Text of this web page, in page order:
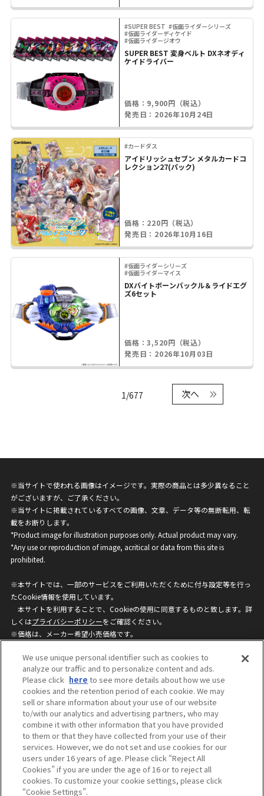
#SUPER BEST #仮面ライダーシリーズ
#仮面ライダーディケイド
#仮面ライダージオウ
SUPER BEST 変身ベルト DXネオディ
ケイドライバー
価格：9,900円（税込）
発売日：2026年10月24日
#カードダス
アイドリッシュセブン メタルカードコ
レクション27(パック)
価格：220円（税込）
発売日：2026年10月16日
#仮面ライダーシリーズ
#仮面ライダーマイス
DXバイトボーンバックル＆ライドエグ
ズ6セット
価格：3,520円（税込）
発売日：2026年10月03日
1/677 次へ
※当サイトで使われる画像はイメージです。実際の商品とは多少異なること
がございますが、ご了承ください。
※当サイトに掲載されているすべての画像、文章、データ等の無断転用、転
載をお断りします。
*Product image for illustration purposes only. Actual product may vary.
*Any use or reproduction of image, acritical or data from this site is
prohibited.
※本サイトでは、一部のサービスをご利用いただくために付与設定等を行っ
たCookie情報を使用しています。
本サイトを利用することで、Cookieの使用に同意するものと致します。詳
しくはプライバシーポリシーをご確認ください。
※価格は、メーカー希望小売価格です。
ざいますのでご了承ください。
privacypolicy
Do Not Sell or Share My
Personal Information
ウェブサイトご利用条件
ソーシャルメディアポリシー
個人情報保護方針
お問い合わせ
©BANDAI
We use unique personal identifier such as cookies to
analyze our traffic and to personalize content and ads.
Please click here to see more details about how we use
cookies and the retention period of each cookie. We may
sell or share information about your use of our website
to/with our analytics and advertising partners, who may
combine it with other information that you have provided
to them or that they have collected from your use of their
services. However, we do not set and use cookies for our
users under 16 years of age. Please click “Reject All
Cookies” if you are under the age of 16 or to reject all
cookies. To customize your cookie settings, please click
“Cookie Settings”.